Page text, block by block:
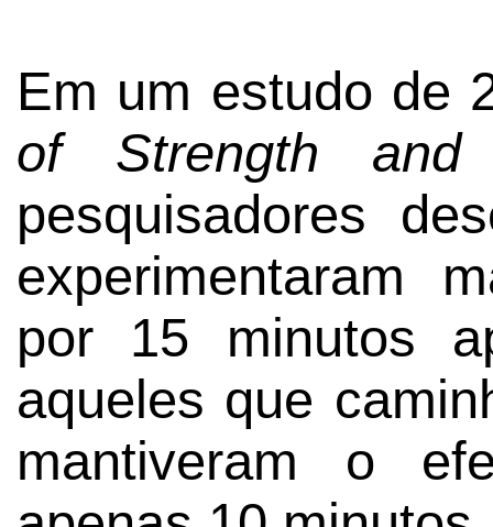
Em um estudo de
of Strength and
pesquisadores
experimentaram
por 15 minutos
aqueles que
mantiveram o